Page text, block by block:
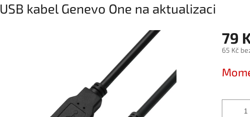
USB kabel Genevo One na aktualizaci
79
65 Kč
cena: